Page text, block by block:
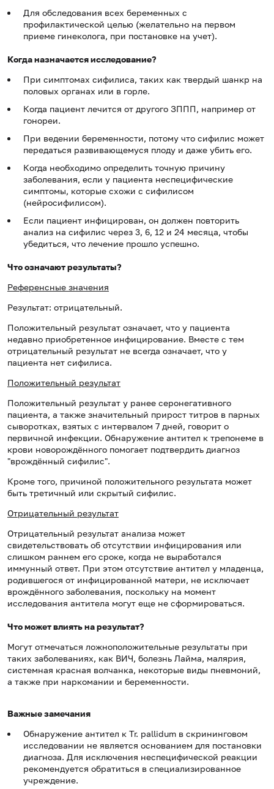
Для обследования всех беременных с
профилактической целью (желательно на первом
приеме гинеколога, при постановке на учет).
Когда назначается исследование?
При симптомах сифилиса, таких как твердый шанкр на
половых органах или в горле.
Когда пациент лечится от другого ЗППП, например от
гонореи.
При ведении беременности, потому что сифилис может
передаться развивающемуся плоду и даже убить его.
Когда необходимо определить точную причину
заболевания, если у пациента неспецифические
симптомы, которые схожи с сифилисом
(нейросифилисом).
Если пациент инфицирован, он должен повторить
анализ на сифилис через 3, 6, 12 и 24 месяца, чтобы
убедиться, что лечение прошло успешно.
Что означают результаты?
Референсные значения
Результат: отрицательный.
Положительный результат означает, что у пациента
недавно приобретенное инфицирование. Вместе с тем
отрицательный результат не всегда означает, что у
пациента нет сифилиса.
Положительный результат
Положительный результат у ранее серонегативного
пациента, а также значительный прирост титров в парных
сыворотках, взятых с интервалом 7 дней, говорит о
первичной инфекции. Обнаружение антител к трепонеме в
крови новорождённого помогает подтвердить диагноз
"врождённый сифилис".
Кроме того, причиной положительного результата может
быть третичный или скрытый сифилис.
Отрицательный результат
Отрицательный результат анализа может
свидетельствовать об отсутствии инфицирования или
слишком раннем его сроке, когда не выработался
иммунный ответ. При этом отсутствие антител у младенца,
родившегося от инфицированной матери, не исключает
врождённого заболевания, поскольку на момент
исследования антитела могут еще не сформироваться.
Что может влиять на результат?
Могут отмечаться ложноположительные результаты при
таких заболеваниях, как ВИЧ, болезнь Лайма, малярия,
системная красная волчанка, некоторые виды пневмоний,
а также при наркомании и беременности.
Важные замечания
Обнаружение антител к Tr. pallidum в скрининговом
исследовании не является основанием для постановки
диагноза. Для исключения неспецифической реакции
рекомендуется обратиться в специализированное
учреждение.